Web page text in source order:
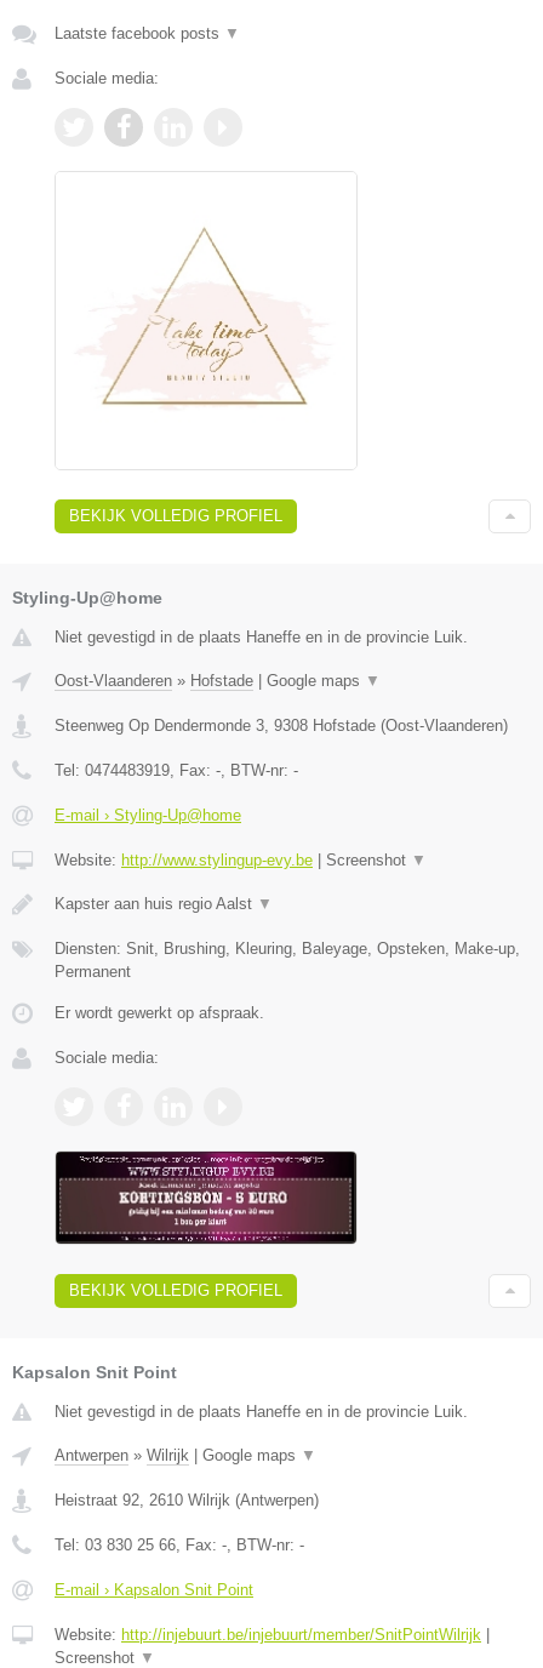
Laatste facebook posts ▼
Sociale media:
BEKIJK VOLLEDIG PROFIEL
Styling-Up@home
Niet gevestigd in de plaats Haneffe en in de provincie Luik.
Oost-Vlaanderen » Hofstade | Google maps ▼
Steenweg Op Dendermonde 3 9308 Hofstade (Oost-Vlaanderen)
Tel: 0474483919 , Fax: - , BTW-nr: -
E-mail › Styling-Up@home
Website: http://www.stylingup-evy.be | Screenshot ▼
Kapster aan huis regio Aalst ▼
Diensten: Snit, Brushing, Kleuring, Baleyage, Opsteken, Make-up,
Permanent
Er wordt gewerkt op afspraak.
Sociale media:
BEKIJK VOLLEDIG PROFIEL
Kapsalon Snit Point
Niet gevestigd in de plaats Haneffe en in de provincie Luik.
Antwerpen » Wilrijk Google maps ▼
Heistraat 92 2610 Wilrijk (Antwerpen)
Tel: 03 830 25 66 , Fax: - , BTW-nr: -
E-mail › Kapsalon Snit Point
Website: http://injebuurt.be/injebuurt/member/SnitPointWilrijk
Screenshot ▼